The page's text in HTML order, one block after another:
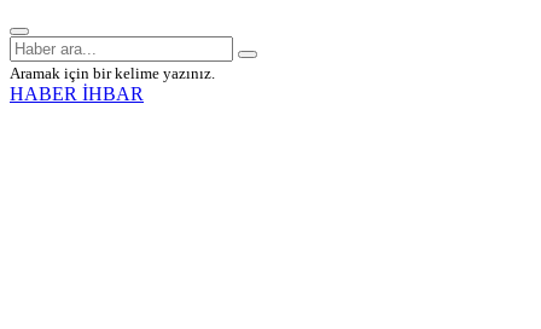
Aramak için bir kelime yazınız.
HABER İHBAR